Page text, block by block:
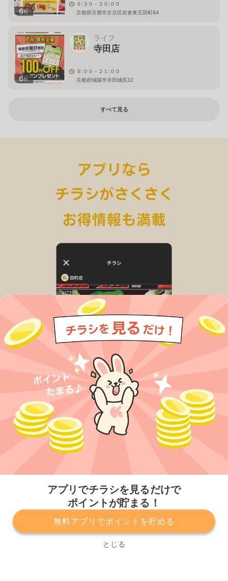
アプリでチラシを見るだけで
ポイントが貯まる！
無料アプリでポイントを貯める
とじる
6枚
９:３０－２０:００
京都府京都市左京区岩倉東五田町64
6枚
ライフ
寺田店
９:００－２１:００
京都府城陽市寺田樋尻32
すべて見る
プライバシーポリシー 利用規約
運営会社
サービスに関してのお問い合わせ